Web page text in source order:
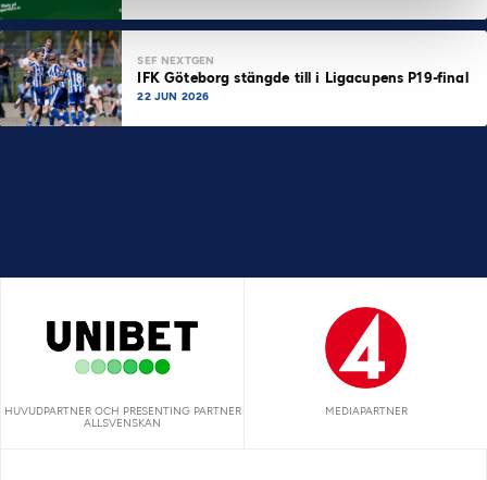
SEF NEXTGEN
IFK Göteborg stängde till i Ligacupens P19-final
22 JUN 2026
HUVUDPARTNER OCH PRESENTING PARTNER
ALLSVENSKAN
MEDIAPARTNER